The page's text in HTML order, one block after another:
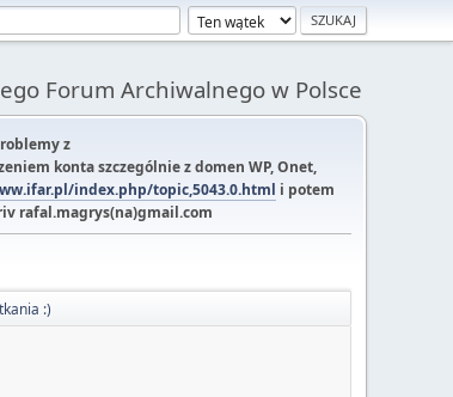
Forum Archiwalnego w Polsce
z
konta szczególnie z domen WP, Onet,
index.php/topic,5043.0.html i potem
rafal.magrys(na)gmail.com
:)